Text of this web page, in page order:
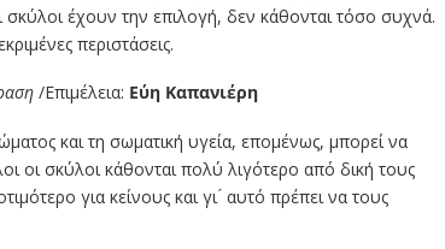
έχουν την επιλογή, δεν κάθονται τόσο συχνά.
περιστάσεις.
/Επιμέλεια: Εύη Καπανιέρη
και τη σωματική υγεία, επομένως, μπορεί να
οι σκύλοι κάθονται πολύ λιγότερο από δική τους
για κείνους και γι ́ αυτό πρέπει να τους